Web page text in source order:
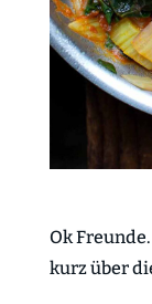
Ok
kurz über